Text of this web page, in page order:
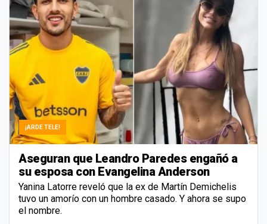
¡ARDE TELE!
Aseguran que Leandro Paredes engañó a
su esposa con Evangelina Anderson
Yanina Latorre reveló que la ex de Martín Demichelis
tuvo un amorío con un hombre casado. Y ahora se supo
el nombre.